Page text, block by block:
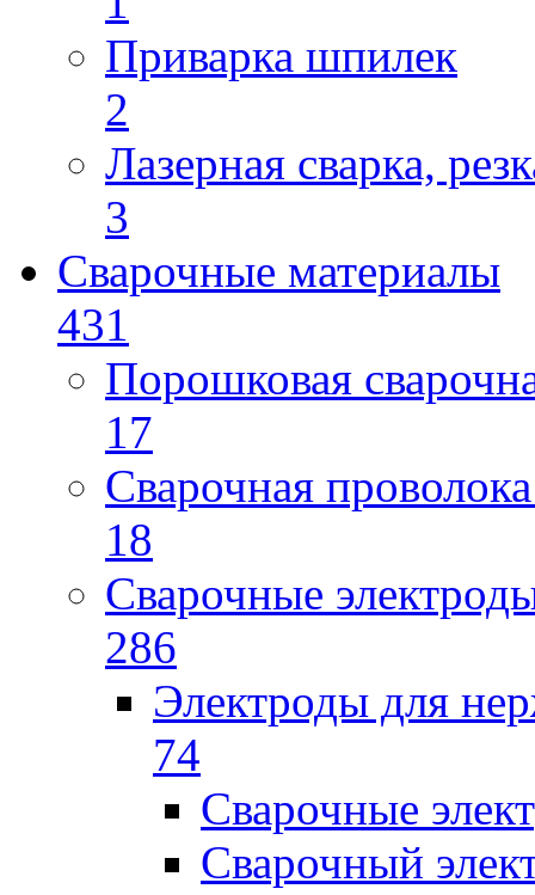
Приварка шпилек
2
Лазерная сварка,
3
Сварочные материалы
431
Порошковая
17
Сварочная
18
Сварочные
286
Электроды для
74
Сварочные
Сварочный